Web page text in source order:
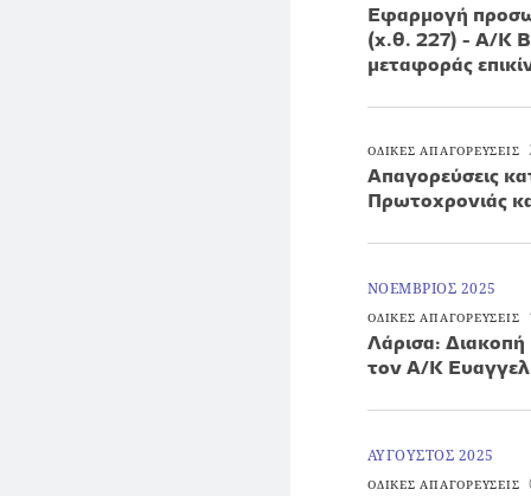
Εφαρμογή
(χ.θ. 227) - Α/Κ
μεταφοράς
ΟΔΙΚΕΣ ΑΠΑΓΟΡΕΥΣΕΙΣ
Απαγορεύσεις
Πρωτοχρονιάς
ΝΟΕΜΒΡΙΟΣ 2025
ΟΔΙΚΕΣ ΑΠΑΓΟΡΕΥΣΕΙΣ
Λάρισα:
τον Α/Κ
ΑΥΓΟΥΣΤΟΣ 2025
ΟΔΙΚΕΣ ΑΠΑΓΟΡΕΥΣΕΙΣ